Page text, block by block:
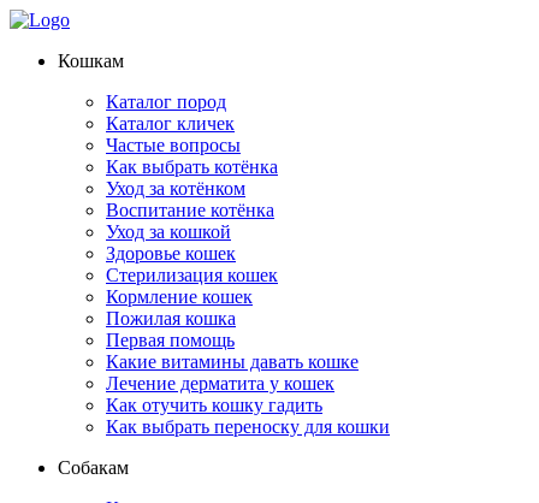
Кошкам
Каталог пород
Каталог кличек
Частые вопросы
Как выбрать котёнка
Уход за котёнком
Воспитание котёнка
Уход за кошкой
Здоровье кошек
Стерилизация кошек
Кормление кошек
Пожилая кошка
Первая помощь
Какие витамины давать кошке
Лечение дерматита у кошек
Как отучить кошку гадить
Как выбрать переноску для кошки
Собакам